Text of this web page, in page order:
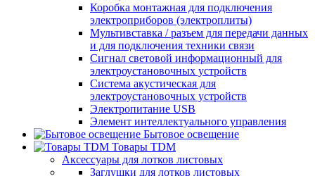
Коробка монтажная для подключения
электроприборов (электроплиты)
Мультивставка / разъем для передачи данных
и для подключения техники связи
Сигнал световой информационный для
электроустановочных устройств
Система акустическая для
электроустановочных устройств
Электропитание USB
Элемент интеллектуального управления
Бытовое освещение
Товары TDM
Аксессуары для лотков листовых
Заглушки для лотков листовых